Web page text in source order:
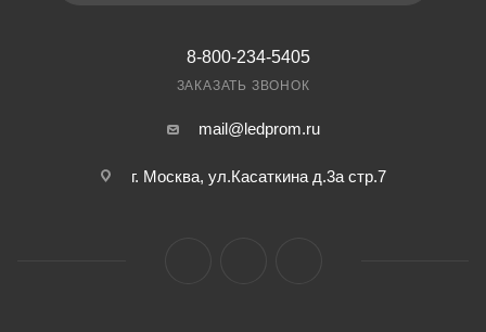
8-800-234-5405
ЗАКАЗАТЬ ЗВОНОК
mail@ledprom.ru
г. Москва, ул.Касаткина д.3а стр.7